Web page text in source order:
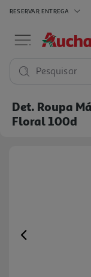
RESERVAR ENTREGA
Pesquisar
Det. Roupa
Floral 100d
Previous